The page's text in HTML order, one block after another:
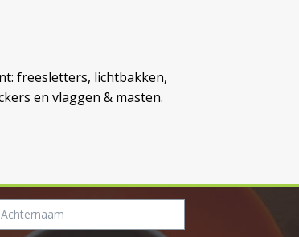
freesletters, lichtbakken,
en vlaggen & masten.